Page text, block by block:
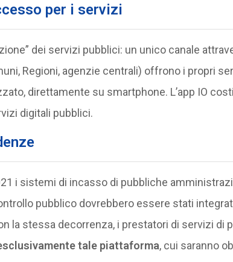
per i servizi
dei servizi pubblici: un unico canale
Regioni, agenzie centrali) offrono i propri
direttamente su smartphone. L’app IO
digitali pubblici.
i sistemi di incasso di pubbliche
pubblico dovrebbero essere stati
la stessa decorrenza, i prestatori di servizi di
tale piattaforma, cui saranno